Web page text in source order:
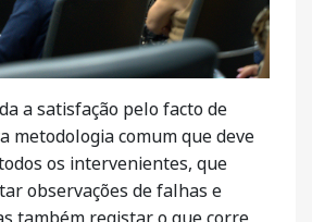
a satisfação pelo facto de
metodologia comum que deve
os intervenientes, que
observações de falhas e